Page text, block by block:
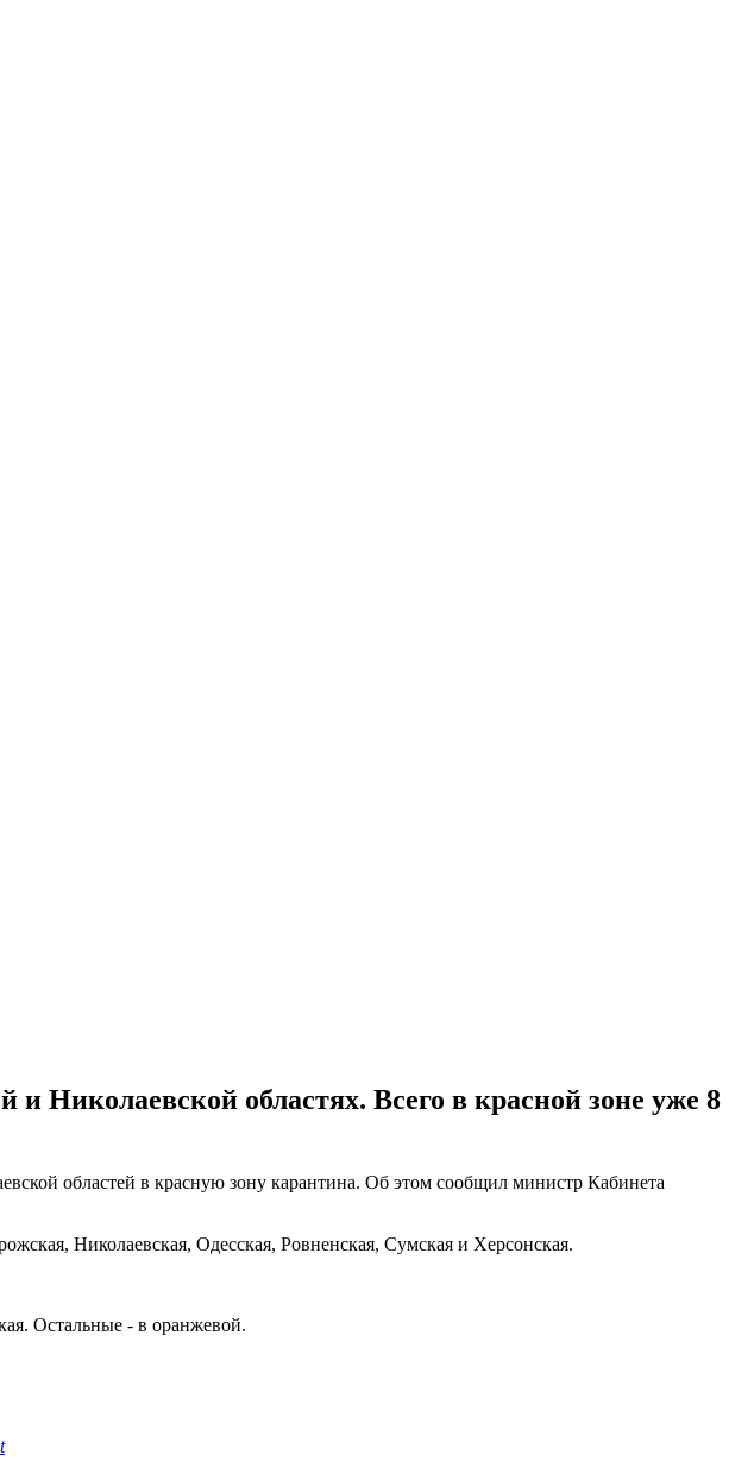
Николаевской областях. Всего в красной зоне уже 8
областей в красную зону карантина. Об этом сообщил министр Кабинета
Николаевская, Одесская, Ровненская, Сумская и Херсонская.
Остальные - в оранжевой.